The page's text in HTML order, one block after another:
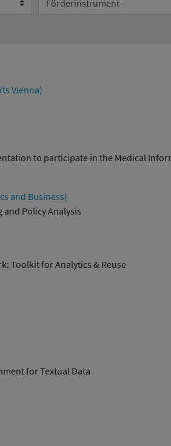
Vienna)
to participate in the Medical
and Business)
Policy Analysis
Toolkit for Analytics & Reuse
for Textual Data